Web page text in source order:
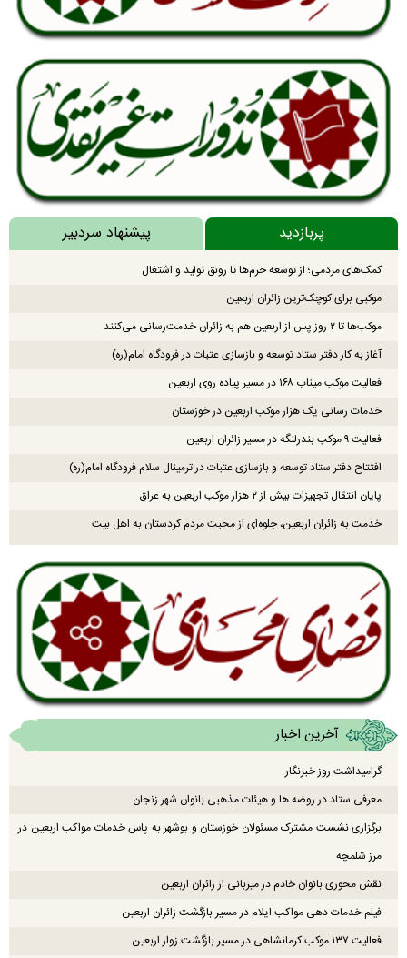
پربازدید پیشنهاد سردبیر
کمک‌های مردمی؛ از توسعه حرم‌ها تا رونق تولید و اشتغال
موکبی برای کوچک‌ترین زائران اربعین
موکب‌ها تا ۲ روز پس از اربعین هم به زائران خدمت‌رسانی می‌کنند
آغاز به کار دفتر ستاد توسعه و بازسازی عتبات در فرودگاه امام(ره)
فعالیت موکب میناب ۱۶۸ در مسیر پیاده روی اربعین
خدمات رسانی یک هزار موکب اربعین در خوزستان
فعالیت ۹ موکب بندرلنگه در مسیر زائران اربعین
افتتاح دفتر ستاد توسعه و بازسازی عتبات در ترمینال سلام فرودگاه امام(ره)
پایان انتقال تجهیزات بیش از ۲ هزار موکب اربعین به عراق
خدمت به زائران اربعین، جلوه‌ای از محبت مردم کردستان به اهل بیت
آخرین اخبار
گرامیداشت روز خبرنگار
معرفی ستاد در روضه ها و هیئات مذهبی بانوان شهر زنجان
برگزاری نشست مشترک مسئولان خوزستان و بوشهر به پاس خدمات مواکب اربعین در
مرز شلمچه
نقش محوری بانوان خادم در میزبانی از زائران اربعین
فیلم خدمات دهی مواکب ایلام در مسیر بازگشت زائران اربعین
فعالیت ۱۳۷ موکب کرمانشاهی در مسیر بازگشت زوار اربعین